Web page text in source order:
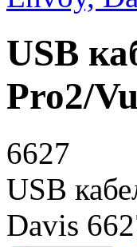
USB
Pro2/
6627
USB
Davis